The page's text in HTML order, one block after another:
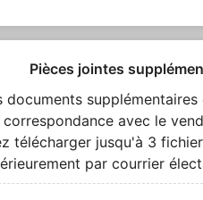
Pièces jointes
documents
correspondance avec le
télécharger jusqu'à 3
par courrier